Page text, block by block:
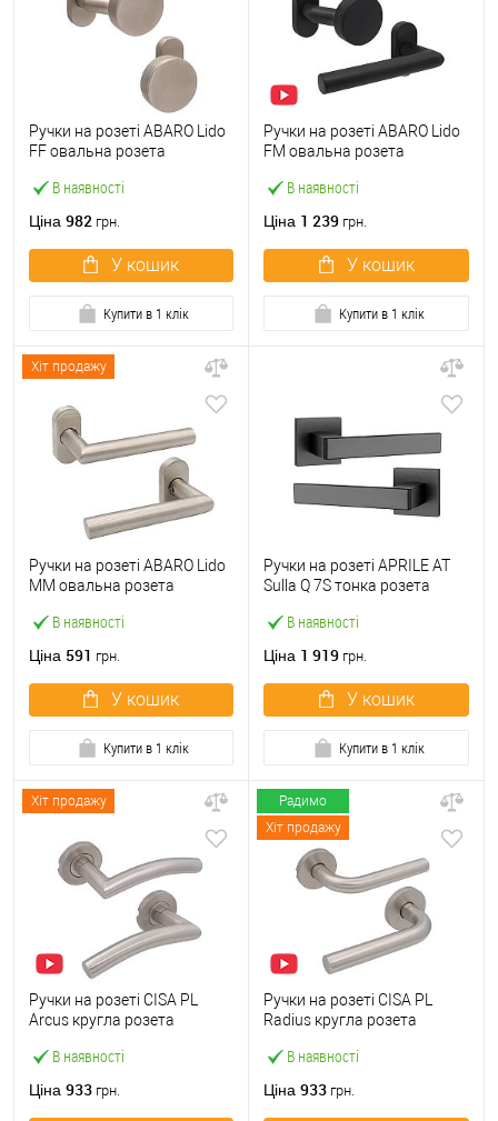
В наявності
Ручки на розеті ABARO Lido
FF овальна розета
нержавіюча сталь
Ціна 982 грн.
У кошик
Купити в 1 клік
В наявності
Ручки на розеті ABARO Lido
FM овальна розета
Ціна 1 239 грн.
У кошик
Купити в 1 клік
Хіт продажу
В наявності
Ручки на розеті ABARO Lido
MM овальна розета
Ціна 591 грн.
У кошик
Купити в 1 клік
В наявності
Ручки на розеті APRILE AT
Sulla Q 7S тонка розета
Ціна 1 919 грн.
У кошик
Купити в 1 клік
Хіт продажу
В наявності
Ручки на розеті CISA PL
Arcus кругла розета
Ціна 933 грн.
Радимо
Хіт продажу
В наявності
Ручки на розеті CISA PL
Radius кругла розета
Ціна 933 грн.